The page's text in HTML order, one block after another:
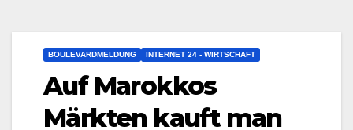
BOULEVARDMELDUNG INTERNET 24 - WIRTSCHAFT
Auf Marokkos
Märkten kauft man